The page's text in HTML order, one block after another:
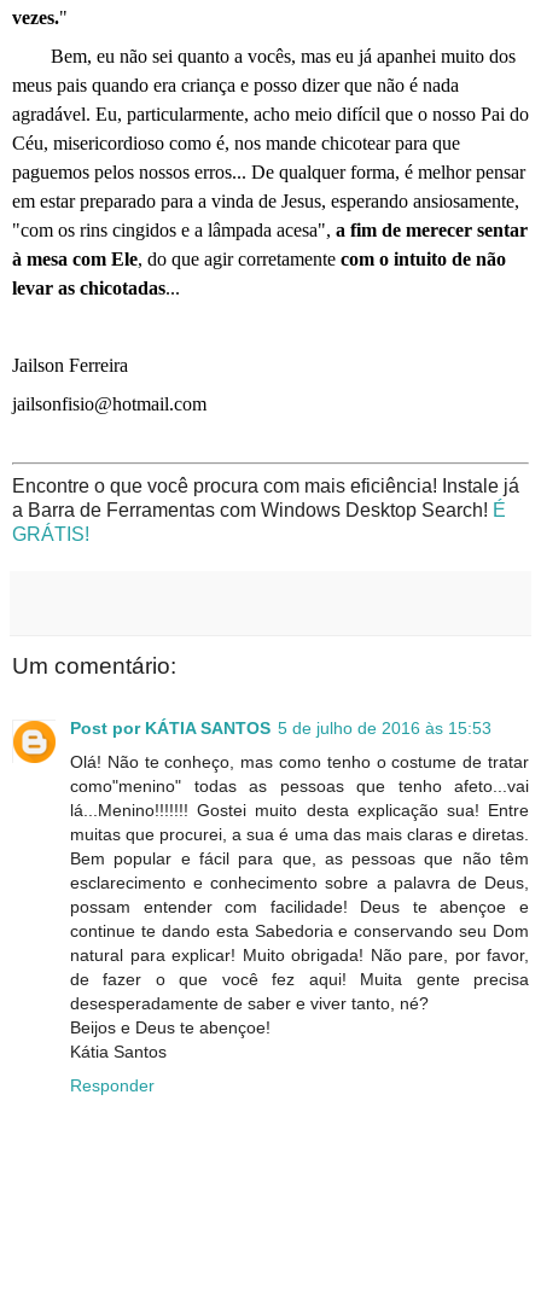
vezes."
Bem, eu não sei quanto a vocês, mas eu já apanhei muito dos
meus pais quando era criança e posso dizer que não é nada
agradável. Eu, particularmente, acho meio difícil que o nosso Pai do
Céu, misericordioso como é, nos mande chicotear para que
paguemos pelos nossos erros... De qualquer forma, é melhor pensar
em estar preparado para a vinda de Jesus, esperando ansiosamente,
"com os rins cingidos e a lâmpada acesa", a fim de merecer sentar
à mesa com Ele, do que agir corretamente com o intuito de não
levar as chicotadas...
Jailson Ferreira
jailsonfisio@hotmail.com
Encontre o que você procura com mais eficiência! Instale já
a Barra de Ferramentas com Windows Desktop Search! É
GRÁTIS!
Um comentário:
Post por KÁTIA SANTOS 5 de julho de 2016 às 15:53
Olá! Não te conheço, mas como tenho o costume de tratar
como"menino" todas as pessoas que tenho afeto...vai
lá...Menino!!!!!!! Gostei muito desta explicação sua! Entre
muitas que procurei, a sua é uma das mais claras e diretas.
Bem popular e fácil para que, as pessoas que não têm
esclarecimento e conhecimento sobre a palavra de Deus,
possam entender com facilidade! Deus te abençoe e
continue te dando esta Sabedoria e conservando seu Dom
natural para explicar! Muito obrigada! Não pare, por favor,
de fazer o que você fez aqui! Muita gente precisa
desesperadamente de saber e viver tanto, né?
Beijos e Deus te abençoe!
Kátia Santos
Responder